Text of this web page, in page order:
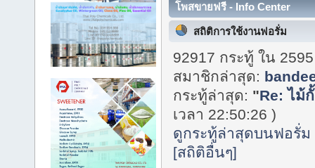
โพสขายฟรี - Info Center
สถิติการใช้งานฟอรั่ม
92917 กระทู้ ใน
สมาชิกล่าสุด:
กระทู้ล่าสุด: "Re: ไม้
เวลา 22:50:26 )
ดูกระทู้ล่าสุดบนฟอรั่ม
[สถิติอื่นๆ]